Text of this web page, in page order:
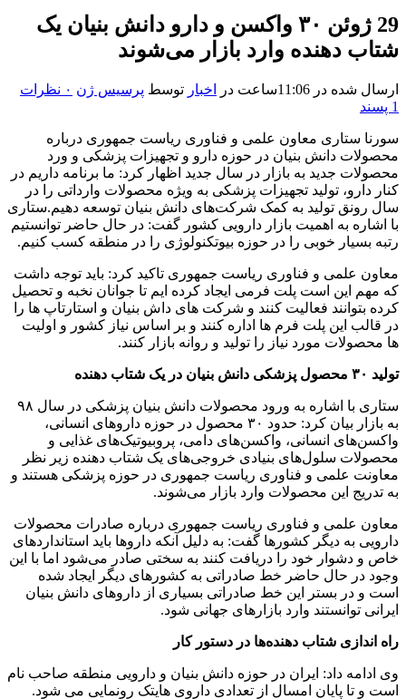
29 ژوئن
۳۰ واکسن و دارو دانش بنیان یک
شتاب دهنده وارد بازار می‌شوند
ارسال شده در 11:06ساعت در اخبار توسط پرسیس ژن ۰ نظرات
1 پسند
سورنا ستاری معاون علمی و فناوری ریاست جمهوری درباره
محصولات دانش بنیان در حوزه دارو و تجهیزات پزشکی و ورد
محصولات جدید به بازار در سال جدید اظهار کرد: ما برنامه داریم در
کنار دارو، تولید تجهیزات پزشکی به ویژه محصولات وارداتی را در
سال رونق تولید به کمک شرکت‌های دانش بنیان توسعه دهیم.ستاری
با اشاره به اهمیت بازار دارویی کشور گفت: در حال حاضر توانستیم
رتبه بسیار خوبی را در حوزه بیوتکنولوژی را در منطقه کسب کنیم.
معاون علمی و فناوری ریاست جمهوری تاکید کرد: باید توجه داشت
که مهم این است پلت فرمی ایجاد کرده ایم تا جوانان نخبه و تحصیل
کرده بتوانند فعالیت کنند و شرکت های داش بنیان و استارتاپ ها را
در قالب این پلت فرم ها اداره کنند و بر اساس نیاز کشور و اولیت
ها محصولات مورد نیاز را تولید و روانه بازار کنند.
تولید ۳۰ محصول پزشکی دانش بنیان در یک شتاب دهنده
ستاری با اشاره به ورود محصولات دانش بنیان پزشکی در سال ۹۸
به بازار بیان کرد: حدود ۳۰ محصول در حوزه دارو‌های انسانی،
واکسن‌های انسانی، واکسن‌های دامی، پروبیوتیک‌های غذایی و
محصولات سلول‌های بنیادی خروجی‌های یک شتاب دهنده زیر نظر
معاونت علمی و فناوری ریاست جمهوری در حوزه پزشکی هستند و
به تدریج این محصولات وارد بازار می‌شوند.
معاون علمی و فناوری ریاست جمهوری درباره صادرات محصولات
دارویی به دیگر کشورها گفت: به دلیل آنکه داروها باید استانداردهای
خاص و دشوار خود را دریافت کنند به سختی صادر می‌شود اما با این
وجود در حال حاضر خط صادراتی به کشورهای دیگر ایجاد شده
است و در بستر این خط صادراتی بسیاری از داروهای دانش بنیان
ایرانی توانستند وارد بازارهای جهانی شود.
راه اندازی شتاب دهنده‌ها در دستور کار
وی ادامه داد: ایران در حوزه دانش بنیان و دارویی منطقه صاحب نام
است و تا پایان امسال از تعدادی داروی هایتک رونمایی می شود.